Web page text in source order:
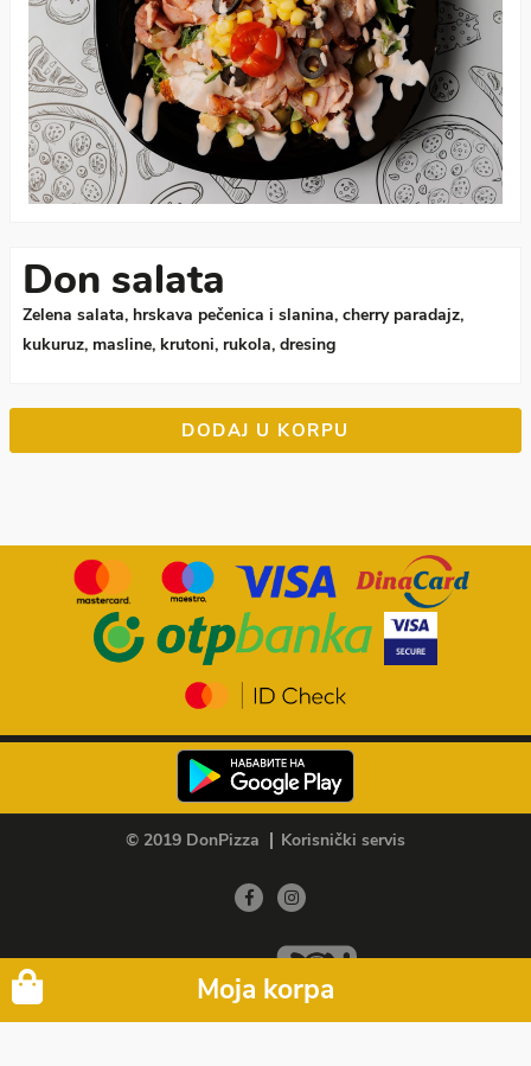
Don salata
Zelena salata, hrskava pečenica i slanina, cherry paradajz,
kukuruz, masline, krutoni, rukola, dresing
DODAJ U KORPU
Moja korpa
© 2019 DonPizza Korisnički servis
Member of